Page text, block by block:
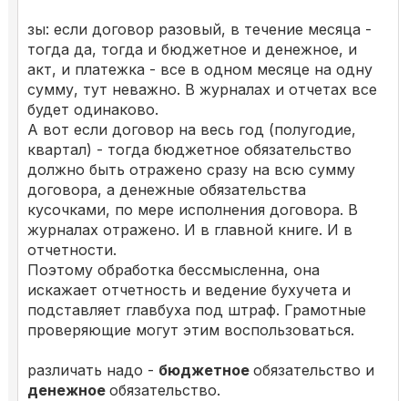
зы: если договор разовый, в течение месяца -
тогда да, тогда и бюджетное и денежное, и
акт, и платежка - все в одном месяце на одну
сумму, тут неважно. В журналах и отчетах все
будет одинаково.
А вот если договор на весь год (полугодие,
квартал) - тогда бюджетное обязательство
должно быть отражено сразу на всю сумму
договора, а денежные обязательства
кусочками, по мере исполнения договора. В
журналах отражено. И в главной книге. И в
отчетности.
Поэтому обработка бессмысленна, она
искажает отчетность и ведение бухучета и
подставляет главбуха под штраф. Грамотные
проверяющие могут этим воспользоваться.
различать надо - бюджетное обязательство и
денежное обязательство.